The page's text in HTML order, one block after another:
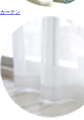
カーテン